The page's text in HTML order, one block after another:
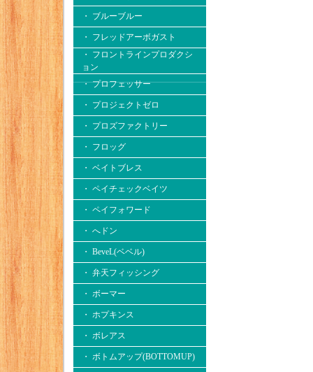
・ ブルーブルー
・ フレッドアーボガスト
・ フロントラインプロダクシ
ョン
・ プロフェッサー
・ プロジェクトゼロ
・ プロズファクトリー
・ フロッグ
・ ベイトブレス
・ ペイチェックベイツ
・ ペイフォワード
・ へドン
・ BeveL(ベベル)
・ 弁天フィッシング
・ ボーマー
・ ホプキンス
・ ボレアス
・ ボトムアップ(BOTTOMUP)